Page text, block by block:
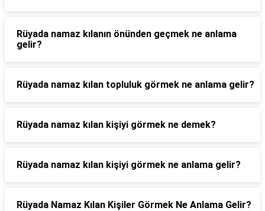
Rüyada namaz kılanın önünden geçmek ne anlama
gelir?
Rüyada namaz kılan topluluk görmek ne anlama gelir?
Rüyada namaz kılan kişiyi görmek ne demek?
Rüyada namaz kılan kişiyi görmek ne anlama gelir?
Rüyada Namaz Kılan Kişiler Görmek Ne Anlama Gelir?